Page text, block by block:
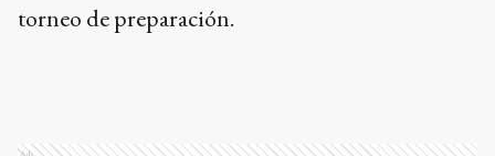
torneo de preparación.
Ads